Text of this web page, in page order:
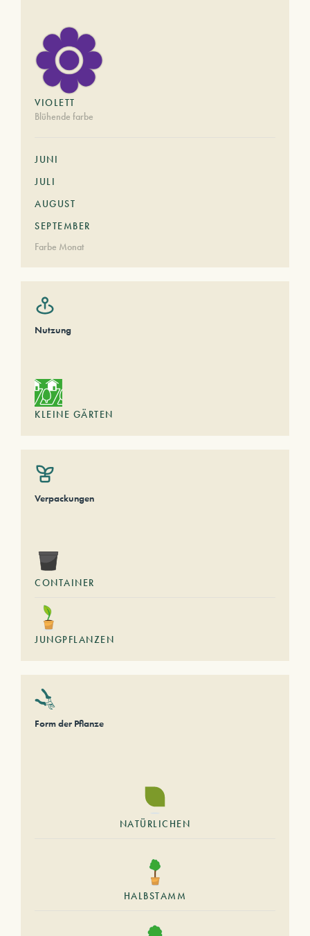
VIOLETT
Blühende farbe
JUNI
JULI
AUGUST
SEPTEMBER
Farbe Monat
Nutzung
KLEINE GÄRTEN
Verpackungen
CONTAINER
JUNGPFLANZEN
Form der Pflanze
NATÜRLICHEN
HALBSTAMM